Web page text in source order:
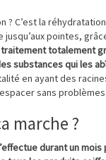
? C’est la
jusqu’aux pointes,
totalement
substances qui les
en ayant des
sans
marche ?
durant un